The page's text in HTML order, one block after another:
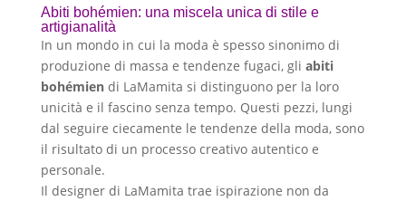
Abiti bohémien: una miscela unica di stile e
artigianalità
In un mondo in cui la moda è spesso sinonimo di
produzione di massa e tendenze fugaci, gli abiti
bohémiendi LaMamita si distinguono per la loro
unicità e il fascino senza tempo. Questi pezzi, lungi
dal seguire ciecamente le tendenze della moda, sono
il risultato di un processo creativo autentico e
personale.
Il designer di LaMamita trae ispirazione non da